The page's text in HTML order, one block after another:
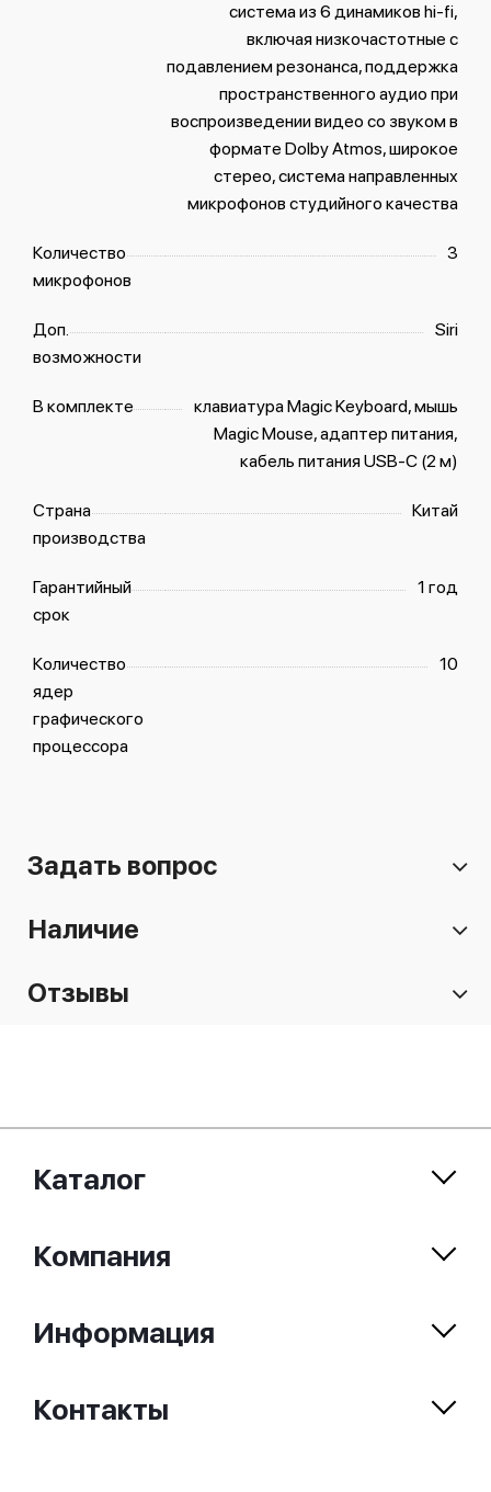
система из 6 динамиков hi-fi,
включая низкочастотные с
подавлением резонанса, поддержка
пространственного аудио при
воспроизведении видео со звуком в
формате Dolby Atmos, широкое
стерео, система направленных
микрофонов студийного качества
Количество
микрофонов
3
Доп.
возможности
Siri
В комплекте
клавиатура Magic Keyboard, мышь
Magic Mouse, адаптер питания,
кабель питания USB-C (2 м)
Страна
производства
Китай
Гарантийный
срок
1 год
Количество
ядер
графического
процессора
10
Задать вопрос
Наличие
Отзывы
Контакты
Каталог
Компания
Информация